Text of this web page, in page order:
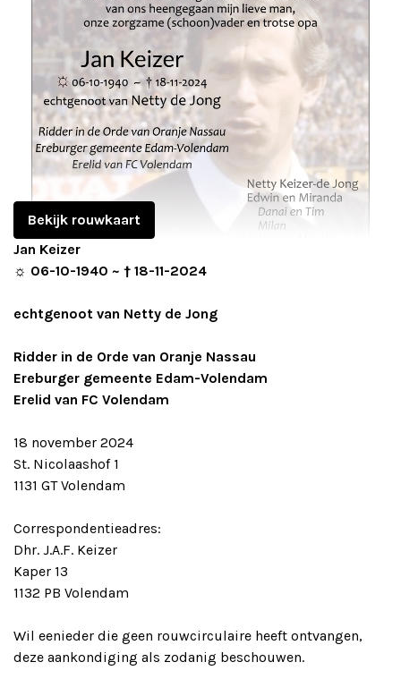
Bekijk rouwkaart
Jan Keizer
☼ 06-10-1940 ~ † 18-11-2024
echtgenoot van Netty de Jong
Ridder in de Orde van Oranje Nassau
Ereburger gemeente Edam-Volendam
Erelid van FC Volendam
18 november 2024
St. Nicolaashof 1
1131 GT Volendam
Correspondentieadres:
Dhr. J.A.F. Keizer
Kaper 13
1132 PB Volendam
Wil eenieder die geen rouwcirculaire heeft ontvangen,
deze aankondiging als zodanig beschouwen.